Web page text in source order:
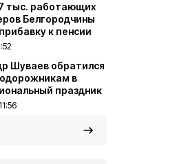
тыс. работающих
Белгородчины
к пенсии
Шуваев обратился
в
праздник